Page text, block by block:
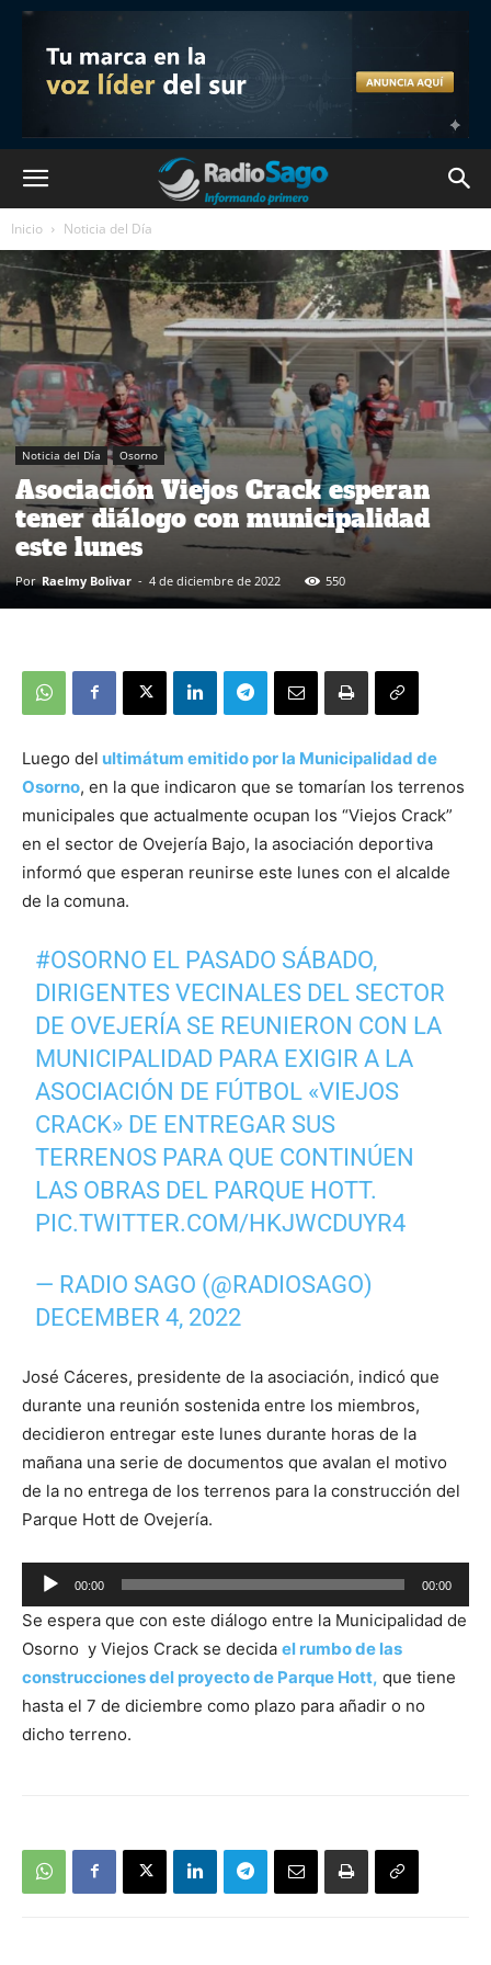
Inicio Noticia del Día
Noticia del Día Osorno
Asociación Viejos Crack esperan
tener diálogo con municipalidad
este lunes
Por Raelmy Bolivar - 4 de diciembre de 2022 550
Luego del ultimátum emitido por la Municipalidad de
Osorno, en la que indicaron que se tomarían los terrenos
municipales que actualmente ocupan los “Viejos Crack”
en el sector de Ovejería Bajo, la asociación deportiva
informó que esperan reunirse este lunes con el alcalde
de la comuna.
#OSORNO EL PASADO SÁBADO,
DIRIGENTES VECINALES DEL SECTOR
DE OVEJERÍA SE REUNIERON CON LA
MUNICIPALIDAD PARA EXIGIR A LA
ASOCIACIÓN DE FÚTBOL «VIEJOS
CRACK» DE ENTREGAR SUS
TERRENOS PARA QUE CONTINÚEN
LAS OBRAS DEL PARQUE HOTT.
PIC.TWITTER.COM/HKJWCDUYR4
— RADIO SAGO (@RADIOSAGO)
DECEMBER 4, 2022
José Cáceres, presidente de la asociación, indicó que
durante una reunión sostenida entre los miembros,
decidieron entregar este lunes durante horas de la
mañana una serie de documentos que avalan el motivo
de la no entrega de los terrenos para la construcción del
Parque Hott de Ovejería.
Reproductor
de
audio
00:00 00:00
Se espera que con este diálogo entre la Municipalidad de
Osorno y Viejos Crack se decida el rumbo de las
construcciones del proyecto de Parque Hott, que tiene
hasta el 7 de diciembre como plazo para añadir o no
dicho terreno.